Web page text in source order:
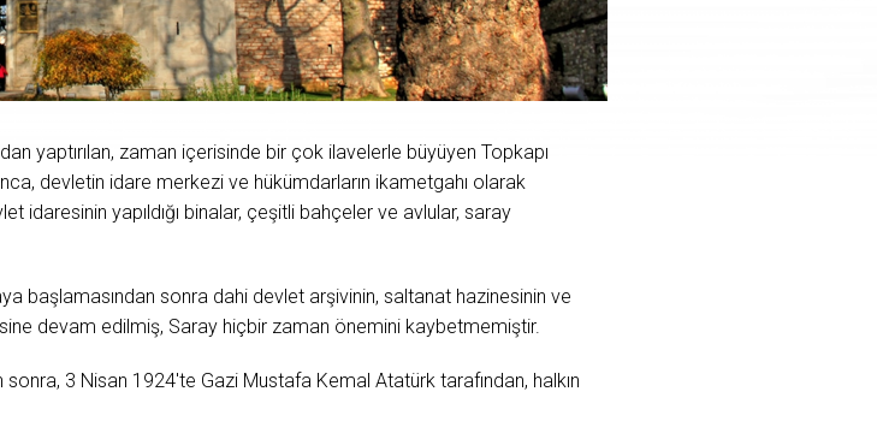
yaptırılan, zaman içerisinde bir çok ilavelerle büyüyen Topkapı
devletin idare merkezi ve hükümdarların ikametgahı olarak
idaresinin yapıldığı binalar, çeşitli bahçeler ve avlular, saray
başlamasından sonra dahi devlet arşivinin, saltanat hazinesinin ve
devam edilmiş, Saray hiçbir zaman önemini kaybetmemiştir.
sonra, 3 Nisan 1924'te Gazi Mustafa Kemal Atatürk tarafından, halkın